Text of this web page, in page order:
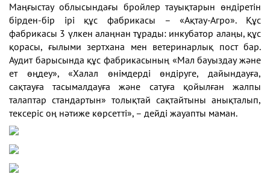
Маңғыстау облысындағы бройлер тауықтарын өндіретін
бірден-бір ірі құс фабрикасы – «Ақтау-Агро». Құс
фабрикасы 3 үлкен алаңнан тұрады: инкубатор алаңы, құс
қорасы, ғылыми зертхана мен ветеринарлық пост бар.
Аудит барысында құс фабрикасының «Мал бауыздау және
ет өңдеу», «Халал өнімдерді өндіруге, дайындауға,
сақтауға тасымалдауға және сатуға қойылған жалпы
талаптар стандартын» толықтай сақтайтыны анықталып,
тексеріс оң нәтиже көрсетті», – дейді жауапты маман.